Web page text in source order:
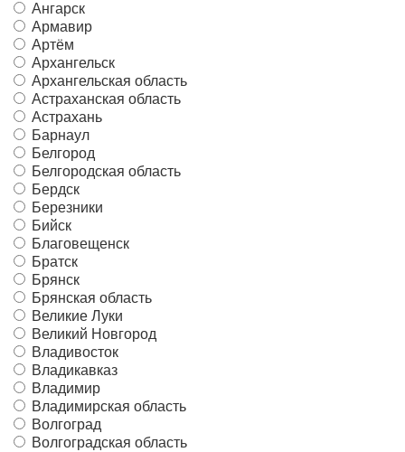
Ангарск
Армавир
Артём
Архангельск
Архангельская область
Астраханская область
Астрахань
Барнаул
Белгород
Белгородская область
Бердск
Березники
Бийск
Благовещенск
Братск
Брянск
Брянская область
Великие Луки
Великий Новгород
Владивосток
Владикавказ
Владимир
Владимирская область
Волгоград
Волгоградская область